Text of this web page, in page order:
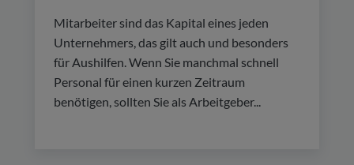
Mitarbeiter sind das Kapital eines jeden
Unternehmers, das gilt auch und besonders
für Aushilfen. Wenn Sie manchmal schnell
Personal für einen kurzen Zeitraum
benötigen, sollten Sie als Arbeitgeber...